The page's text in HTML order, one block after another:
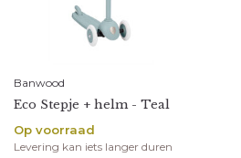
Banwood
Eco Stepje + helm - Teal
Op voorraad
Levering kan iets langer duren